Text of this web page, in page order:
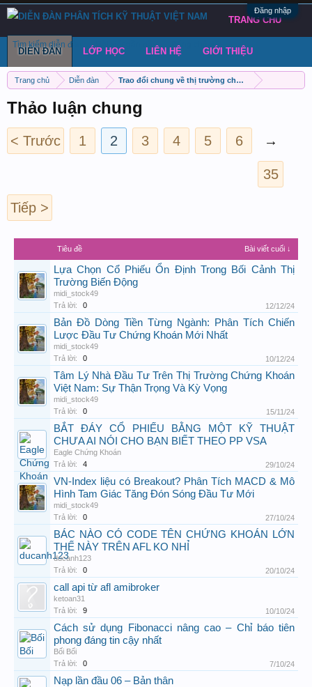
Đăng nhập
Trang chủ Diễn đàn Trao đổi chung về thị trường chứng khoán Việt Nam
Thảo luận chung
< Trước 1 2 3 4 5 6 →
35
Tiếp >
Tiêu đề Bài viết cuối ↓
Lựa Chọn Cổ Phiếu Ổn Định Trong Bối Cảnh Thị
Trường Biến Động
midi_stock49
Trả lời:
0 12/12/24
Bản Đồ Dòng Tiền Từng Ngành: Phân Tích Chiến
Lược Đầu Tư Chứng Khoán Mới Nhất
midi_stock49
Trả lời:
0 10/12/24
Tâm Lý Nhà Đầu Tư Trên Thị Trường Chứng Khoán
Việt Nam: Sự Thận Trọng Và Kỳ Vọng
midi_stock49
Trả lời:
0 15/11/24
BẮT ĐÁY CỔ PHIẾU BẰNG MỘT KỸ THUẬT
CHƯA AI NÓI CHO BẠN BIẾT THEO PP VSA
Eagle Chứng Khoán
Trả lời:
4 29/10/24
VN-Index liệu có Breakout? Phân Tích MACD & Mô
Hình Tam Giác Tăng Đón Sóng Đầu Tư Mới
midi_stock49
Trả lời:
0 27/10/24
BÁC NÀO CÓ CODE TÊN CHỨNG KHOÁN LỚN
THẾ NÀY TRÊN AFL KO NHỈ
ducanh123
Trả lời:
0 20/10/24
call api từ afl amibroker
ketoan31
Trả lời:
9 10/10/24
Cách sử dụng Fibonacci nâng cao – Chỉ báo tiên
phong đáng tin cậy nhất
Bối Bối
Trả lời:
0 7/10/24
Nạp lần đầu 06 – Bản thân
TRANG CHỦ
DIỄN ĐÀN
Tìm kiếm diễn đàn Bài viết gần đây Đăng chủ đề
LỚP HỌC LIÊN HỆ GIỚI THIỆU